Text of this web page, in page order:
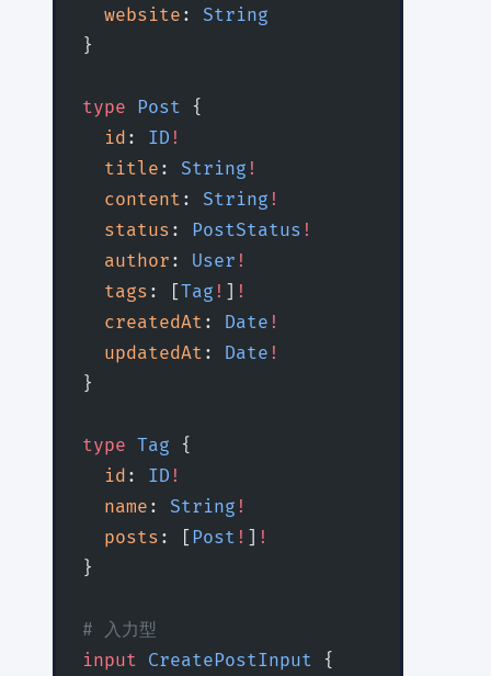
  website
: String
}
type Post {
  id
: ID !
  title
: String !
  content
: String !
  status
: PostStatus !
  author
: User !
  tags
: [Tag ! ] !
  createdAt
: Date !
  updatedAt
: Date !
}
type Tag {
  id
: ID !
  name
: String !
  posts
: [ Post ! ] !
}
# 入力型
input CreatePostInput {